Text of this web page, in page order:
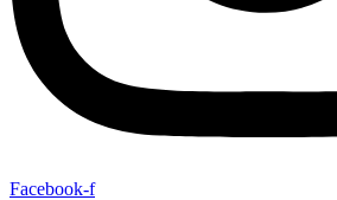
Facebook-f